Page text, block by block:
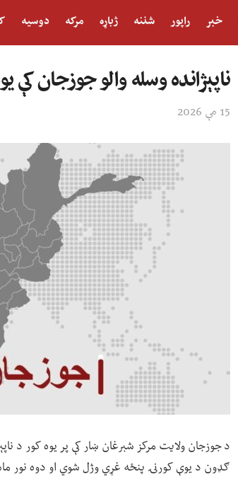
خبر راپور شننه ژباړه مرکه دوسیه
ناپېژانده وسله والو جوزجان
15 مې 2026
د جوزجان ولایت مرکز شبرغان ښار کې پر یوه کور د
ګډون د یوې کورنۍ پنځه غړي وژل شوي او دوه نور